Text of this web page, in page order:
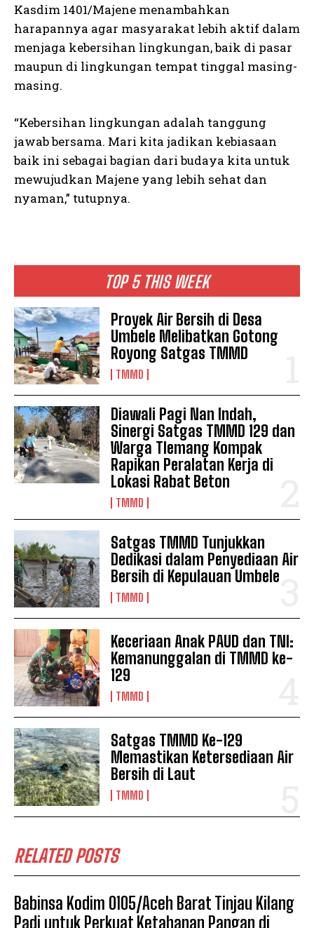
TOP 5 THIS WEEK
Proyek Air Bersih di Desa
Umbele Melibatkan Gotong
Royong Satgas TMMD
TMMD
Diawali Pagi Nan Indah,
Sinergi Satgas TMMD 129 dan
Warga Tlemang Kompak
Rapikan Peralatan Kerja di
Lokasi Rabat Beton
TMMD
Satgas TMMD Tunjukkan
Dedikasi dalam Penyediaan Air
Bersih di Kepulauan Umbele
TMMD
Keceriaan Anak PAUD dan TNI:
Kemanunggalan di TMMD ke-
129
TMMD
Satgas TMMD Ke-129
Memastikan Ketersediaan Air
Bersih di Laut
TMMD
RELATED POSTS
Babinsa Kodim 0105/Aceh Barat Tinjau Kilang
Padi untuk Perkuat Ketahanan Pangan di
Kasdim 1401/Majene menambahkan
harapannya agar masyarakat lebih aktif dalam
menjaga kebersihan lingkungan, baik di pasar
maupun di lingkungan tempat tinggal masing-
masing.
“Kebersihan lingkungan adalah tanggung
jawab bersama. Mari kita jadikan kebiasaan
baik ini sebagai bagian dari budaya kita untuk
mewujudkan Majene yang lebih sehat dan
nyaman,” tutupnya.